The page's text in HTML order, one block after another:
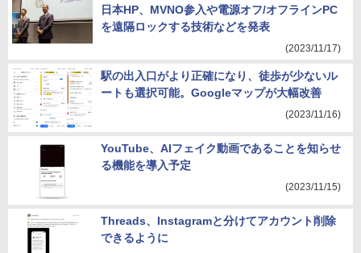
日本HP、MVNO参入や電源オフ/オフラインPC
を遠隔ロックする技術などを発表
(2023/11/17)
駅の出入口がより正確になり、徒歩が少ないル
ートも選択可能。Googleマップが大幅改善
(2023/11/16)
YouTube、AIフェイク動画であることを知らせ
る機能を導入予定
(2023/11/15)
Threads、Instagramと分けてアカウント削除
できるように